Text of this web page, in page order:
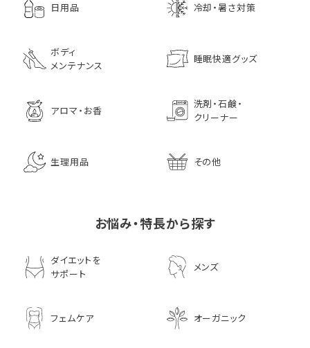
日用品 冷却・暑さ対策
ボディ
メンテナンス
睡眠快適グッズ
アロマ・お香
洗剤・石鹸・
クリーナー
生理用品 その他
お悩み・特長から探す
ダイエットを
サポート
メンズ
フェムケア オーガニック